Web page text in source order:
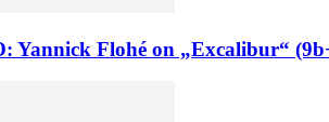
Yannick Flohé on „Excalibur“